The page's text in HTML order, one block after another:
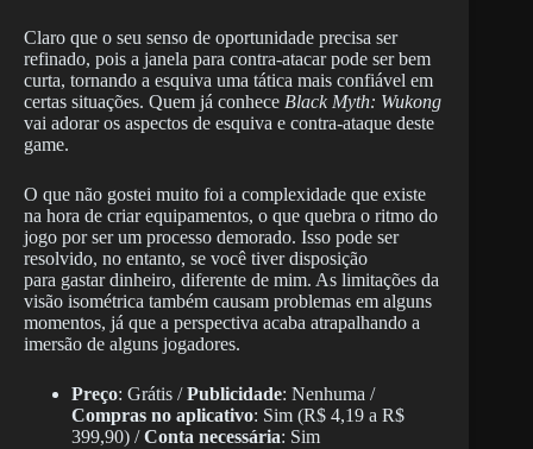
Claro que o seu senso de oportunidade precisa ser
refinado, pois a janela para contra-atacar pode ser bem
curta, tornando a esquiva uma tática mais confiável em
certas situações. Quem já conhece Black Myth: Wukong
vai adorar os aspectos de esquiva e contra-ataque deste
game.
O que não gostei muito foi a complexidade que existe
na hora de criar equipamentos, o que quebra o ritmo do
jogo por ser um processo demorado. Isso pode ser
resolvido, no entanto, se você tiver disposição
para gastar dinheiro, diferente de mim. As limitações da
visão isométrica também causam problemas em alguns
momentos, já que a perspectiva acaba atrapalhando a
imersão de alguns jogadores.
Preço: Grátis /Publicidade: Nenhuma /
Compras no aplicativo: Sim (R$ 4,19 a R$
399,90) /Conta necessária: Sim